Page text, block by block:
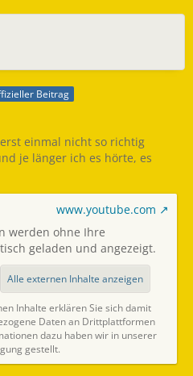
Beitrag
einmal nicht so richtig
je länger ich es hörte, es
www.youtube.com
werden ohne Ihre
geladen und angezeigt.
Alle externen Inhalte anzeigen
Inhalte erklären Sie sich damit
Daten an Drittplattformen
dazu haben wir in unserer
gestellt.